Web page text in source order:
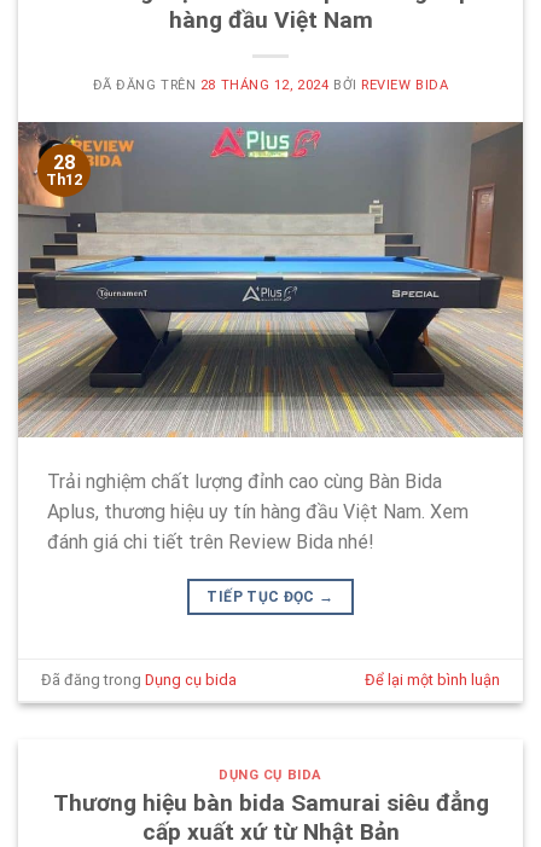
hàng đầu Việt Nam
ĐÃ ĐĂNG TRÊN 28 THÁNG 12, 2024 BỞI REVIEW BIDA
28
Th12
Trải nghiệm chất lượng đỉnh cao cùng Bàn Bida
Aplus, thương hiệu uy tín hàng đầu Việt Nam. Xem
đánh giá chi tiết trên Review Bida nhé!
TIẾP TỤC ĐỌC →
Đã đăng trongDụng cụ bida Để lại một bình luận
DỤNG CỤ BIDA
Thương hiệu bàn bida Samurai siêu đẳng
cấp xuất xứ từ Nhật Bản